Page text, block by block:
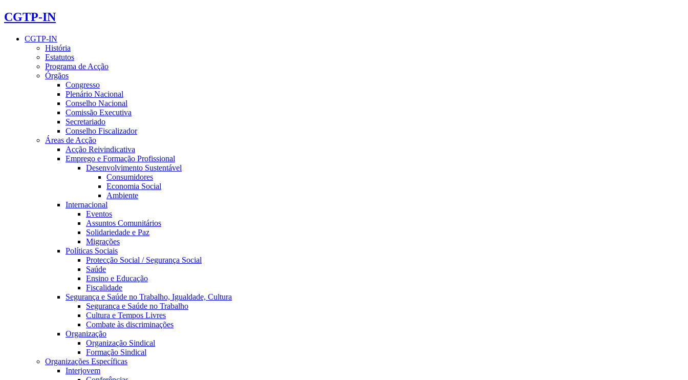
CGTP-IN
CGTP-IN
História
Estatutos
Programa de Acção
Órgãos
Congresso
Plenário Nacional
Conselho Nacional
Comissão Executiva
Secretariado
Conselho Fiscalizador
Áreas de Acção
Acção Reivindicativa
Emprego e Formação Profissional
Desenvolvimento Sustentável
Consumidores
Economia Social
Ambiente
Internacional
Eventos
Assuntos Comunitários
Solidariedade e Paz
Migrações
Políticas Sociais
Protecção Social / Segurança Social
Saúde
Ensino e Educação
Fiscalidade
Segurança e Saúde no Trabalho, Igualdade, Cultura
Segurança e Saúde no Trabalho
Cultura e Tempos Livres
Combate às discriminações
Organização
Organização Sindical
Formação Sindical
Organizações Específicas
Interjovem